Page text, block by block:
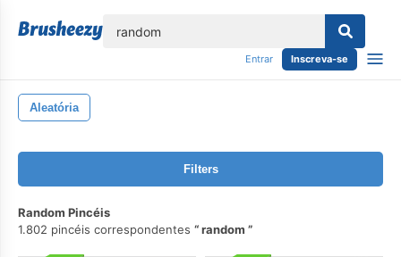
Entrar Inscreva-se
Aleatória
Filters
Random Pincéis
1.802 pincéis correspondentes
random